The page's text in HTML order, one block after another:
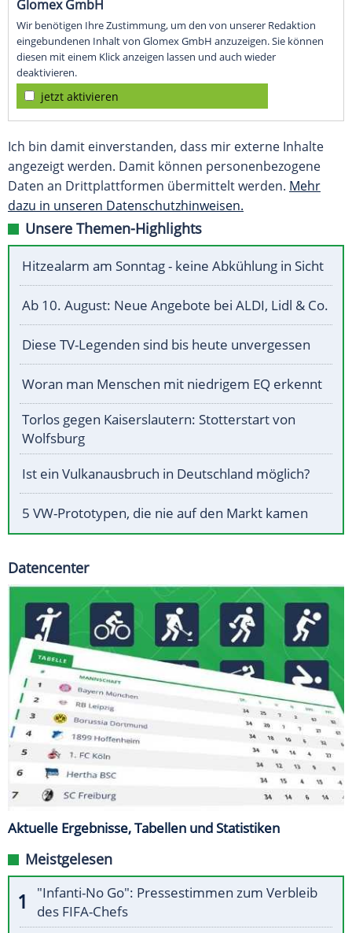
Glomex GmbH
Wir benötigen Ihre Zustimmung, um den von unserer Redaktion
eingebundenen Inhalt von Glomex GmbH anzuzeigen. Sie können
diesen mit einem Klick anzeigen lassen und auch wieder
deaktivieren.
jetzt aktivieren
Ich bin damit einverstanden, dass mir externe Inhalte
angezeigt werden. Damit können personenbezogene
Daten an Drittplattformen übermittelt werden. Mehr
dazu in unseren Datenschutzhinweisen.
Unsere Themen-Highlights
Hitzealarm am Sonntag - keine Abkühlung in Sicht
Ab 10. August: Neue Angebote bei ALDI, Lidl & Co.
Diese TV-Legenden sind bis heute unvergessen
Woran man Menschen mit niedrigem EQ erkennt
Torlos gegen Kaiserslautern: Stotterstart von
Wolfsburg
Ist ein Vulkanausbruch in Deutschland möglich?
5 VW-Prototypen, die nie auf den Markt kamen
Datencenter
Aktuelle Ergebnisse, Tabellen und Statistiken
Meistgelesen
"Infanti-No Go": Pressestimmen zum Verbleib
des FIFA-Chefs